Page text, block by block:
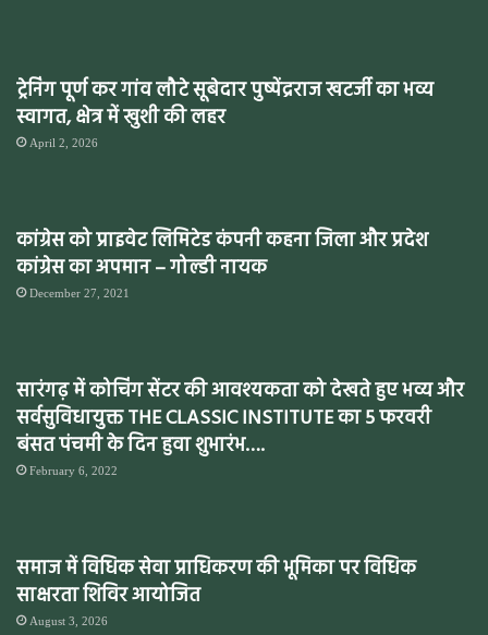
ट्रेनिंग पूर्ण कर गांव लौटे सूबेदार पुष्पेंद्रराज खटर्जी का भव्य
स्वागत, क्षेत्र में खुशी की लहर
April 2, 2026
कांग्रेस को प्राइवेट लिमिटेड कंपनी कहना जिला और प्रदेश
कांग्रेस का अपमान – गोल्डी नायक
December 27, 2021
सारंगढ़ में कोचिंग सेंटर की आवश्यकता को देखते हुए भव्य और
सर्वसुविधायुक्त THE CLASSIC INSTITUTE का 5 फरवरी
बंसत पंचमी के दिन हुवा शुभारंभ….
February 6, 2022
समाज में विधिक सेवा प्राधिकरण की भूमिका पर विधिक
साक्षरता शिविर आयोजित
August 3, 2026